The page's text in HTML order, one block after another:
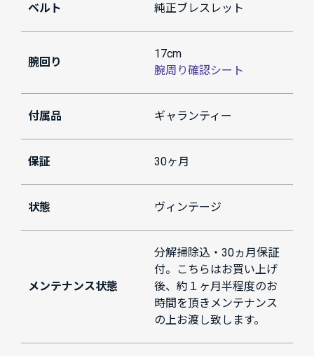
ベルト 純正ブレスレット
腕回り
17cm
腕周り確認シート
付属品 ギャランティー
保証 30ヶ月
状態 ヴィンテージ
メンテナンス状態
分解掃除込・30ヵ月保証
付。こちらはお買い上げ
後、約１ヶ月半程度のお
時間を頂きメンテナンス
の上お渡し致します。